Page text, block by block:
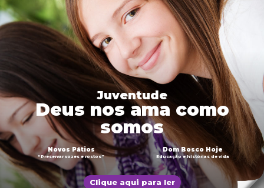
Juventude
Deus nos ama como
somos
Novos Pátios Dom Bosco Hoje
“Preservar vozes e rostos” Educação e histórias de vida
Clique aqui para ler